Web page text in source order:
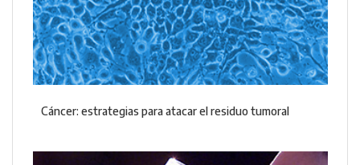
Cáncer: estrategias para atacar el residuo tumoral